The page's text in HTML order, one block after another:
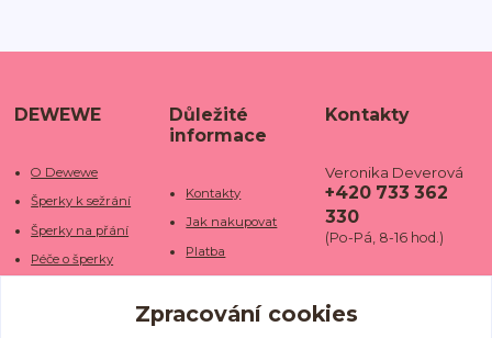
DEWEWE
O Dewewe
Šperky k sežrání
Šperky na přání
Péče o šperky
Kamenné obchody
Důležité
informace
Kontakty
Jak nakupovat
Platba
Doba dodání
Doprava
Kontakty
Veronika Deverová
+420 733 362
330
(Po-Pá, 8-16 hod.)
we.cz
Zpracování cookies